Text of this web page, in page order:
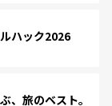
ハック2026
旅のベスト。